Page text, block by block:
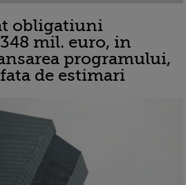
obligatiuni
mil. euro, in
programului,
de estimari